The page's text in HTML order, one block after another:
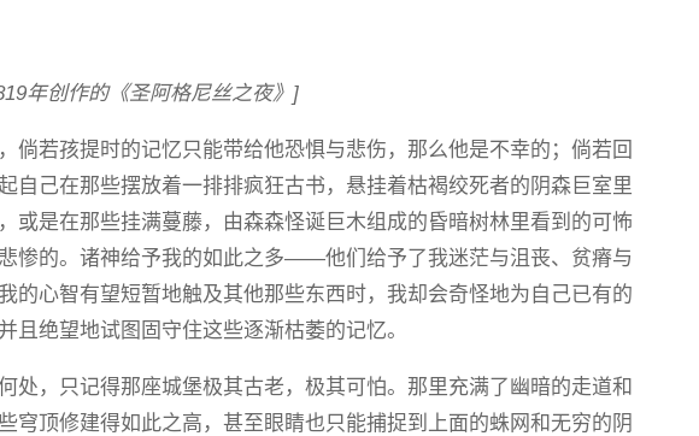
年创作的《圣阿格尼丝之夜》]
倘若孩提时的记忆只能带给他恐惧与悲伤，那么他是不幸的；倘若回
自己在那些摆放着一排排疯狂古书，悬挂着枯褐绞死者的阴森巨室里
或是在那些挂满蔓藤，由森森怪诞巨木组成的昏暗树林里看到的可怖
惨的。诸神给予我的如此之多——他们给予了我迷茫与沮丧、贫瘠与
的心智有望短暂地触及其他那些东西时，我却会奇怪地为自己已有的
且绝望地试图固守住这些逐渐枯萎的记忆。
处，只记得那座城堡极其古老，极其可怕。那里充满了幽暗的走道和
穹顶修建得如此之高，甚至眼睛也只能捕捉到上面的蛛网和无穷的阴